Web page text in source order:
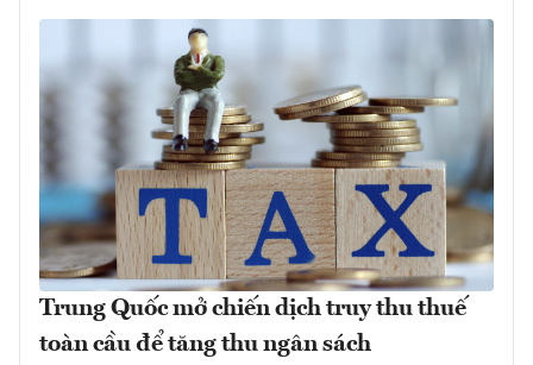
Trung Quốc mở chiến dịch truy thu thuế
toàn cầu để tăng thu ngân sách